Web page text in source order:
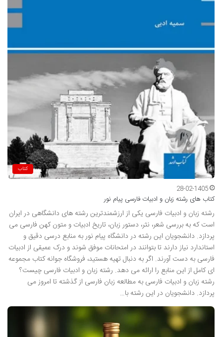
کتاب
28-02-1405
کتاب های رشته زبان و ادبیات فارسی پیام نور
رشته زبان و ادبیات فارسی یکی از ارزشمندترین رشته های دانشگاهی در ایران
است که به بررسی شعر، نثر، دستور زبان، تاریخ ادبیات و متون کهن فارسی می
پردازد. دانشجویان این رشته در دانشگاه پیام نور به منابع درسی دقیق و
استاندارد نیاز دارند تا بتوانند در امتحانات موفق شوند و درک عمیقی از ادبیات
فارسی به دست آورند. اگر به دنبال تهیه هستید، فروشگاه جوانه کتاب مجموعه
ای کامل از این منابع را ارائه می دهد. رشته زبان و ادبیات فارسی چیست؟
رشته زبان و ادبیات فارسی به مطالعه زبان فارسی از گذشته تا امروز می
پردازد. دانشجویان در این رشته با…